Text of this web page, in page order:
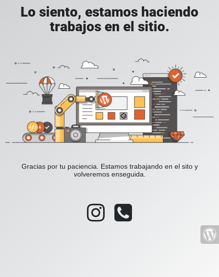
Lo siento, estamos haciendo
trabajos en el sitio.
Gracias por tu paciencia. Estamos trabajando en el sito y
volveremos enseguida.